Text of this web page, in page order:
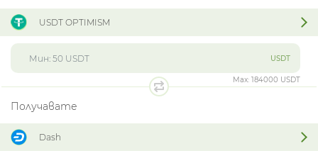
USDT OPTIMISM
USDT
Max: 184000 USDT
Получавате
Dash